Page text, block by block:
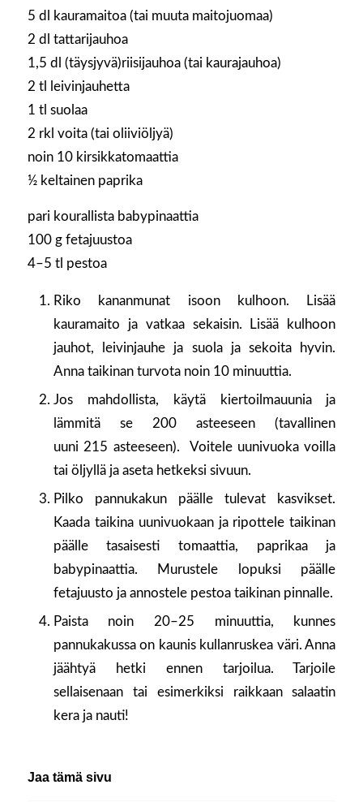
5 dl kauramaitoa (tai muuta maitojuomaa)
2 dl tattarijauhoa
1,5 dl (täysjyvä)riisijauhoa (tai kaurajauhoa)
2 tl leivinjauhetta
1 tl suolaa
2 rkl voita (tai oliiviöljyä)
noin 10 kirsikkatomaattia
½ keltainen paprika
pari kourallista babypinaattia
100 g fetajuustoa
4–5 tl pestoa
Riko kananmunat isoon kulhoon. Lisää
kauramaito ja vatkaa sekaisin. Lisää kulhoon
jauhot, leivinjauhe ja suola ja sekoita hyvin.
Anna taikinan turvota noin 10 minuuttia.
Jos mahdollista, käytä kiertoilmauunia ja
lämmitä se 200 asteeseen (tavallinen
uuni 215 asteeseen). Voitele uunivuoka voilla
tai öljyllä ja aseta hetkeksi sivuun.
Pilko pannukakun päälle tulevat kasvikset.
Kaada taikina uunivuokaan ja ripottele taikinan
päälle tasaisesti tomaattia, paprikaa ja
babypinaattia. Murustele lopuksi päälle
fetajuusto ja annostele pestoa taikinan pinnalle.
Paista noin 20–25 minuuttia, kunnes
pannukakussa on kaunis kullanruskea väri. Anna
jäähtyä hetki ennen tarjoilua. Tarjoile
sellaisenaan tai esimerkiksi raikkaan salaatin
kera ja nauti!
Jaa tämä sivu